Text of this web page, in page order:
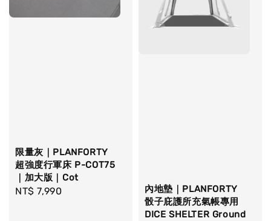
限量灰｜PLANFORTY
超強度行軍床 P-COT75
｜加大版｜Cot
Regular
NT$ 7,990
內地墊｜PLANFORTY
骰子庇護所充氣帳專用
DICE SHELTER Ground